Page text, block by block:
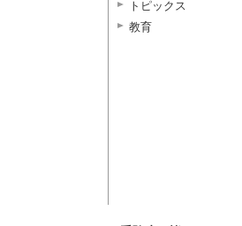
トピックス
教育